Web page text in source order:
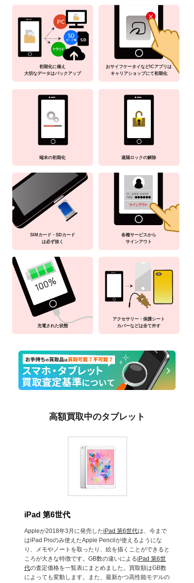
初期化に備え
大切なデータはバックアップ
おサイフケータイなどICアプリは
キャリアショップにて初期化
端末の初期化 遠隔ロックの解除
SIMカード・SDカード
は必ず抜く
各種サービスから
サインアウト
充電された状態
アクセサリー・保護シート
カバーなどは全て外す
高額買取中のタブレット
iPad 第6世代
Appleが2018年3月に発売したiPad 第6世代は、今まで
はiPad Proのみ使えたApple Pencilが使えるようにな
り、メモやノートを取ったり、絵を描くことができると
ころが大きな特徴です。GB数の違いによるiPad 第6世
代の査定価格を一覧表にまとめました。買取額はGB数
によっても変動します。また、最新かつ高性能モデルの